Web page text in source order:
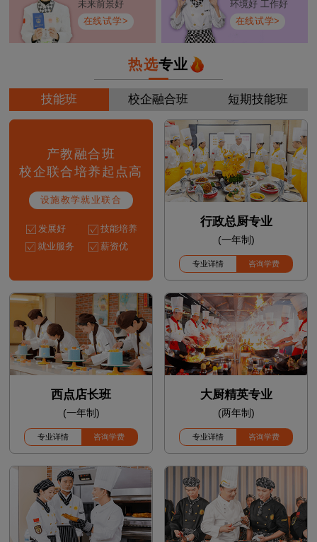
未来前景好
在线试学>
环境好 工作好
在线试学>
热选专业
技能班 校企融合班 短期技能班
产教融合班
校企联合培养起点高
设施教学就业联合
发展好
技能培养
就业服务
薪资优
行政总厨专业
(一年制)
专业详情 咨询学费
西点店长班
(一年制)
专业详情 咨询学费
大厨精英专业
(两年制)
专业详情 咨询学费